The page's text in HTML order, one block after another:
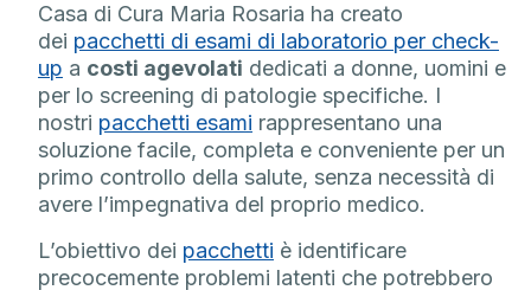
Casa di Cura Maria Rosaria ha creato
dei pacchetti di esami di laboratorio per check-
up a costi agevolati dedicati a donne, uomini e
per lo screening di patologie specifiche. I
nostri pacchetti esami rappresentano una
soluzione facile, completa e conveniente per un
primo controllo della salute, senza necessità di
avere l’impegnativa del proprio medico.
L’obiettivo dei pacchetti è identificare
precocemente problemi latenti che potrebbero